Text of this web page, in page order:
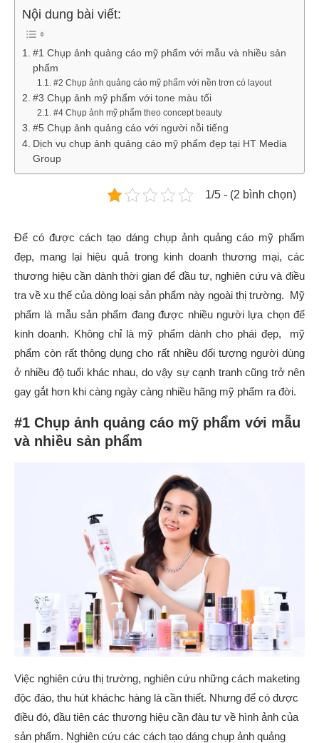
Nội dung bài viết:
#1 Chụp ảnh quảng cáo mỹ phẩm với mẫu và nhiều sản
phẩm
#2 Chụp ảnh quảng cáo mỹ phẩm với nền trơn có layout
#3 Chụp ảnh mỹ phẩm với tone màu tối
#4 Chụp ảnh mỹ phẩm theo concept beauty
#5 Chụp ảnh quảng cáo với người nỗi tiếng
Dịch vụ chụp ảnh quảng cáo mỹ phẩm đẹp tại HT Media
Group
1/5 - (2 bình chọn)
Để có được cách tạo dáng chụp ảnh quảng cáo mỹ phẩm
đẹp, mang lại hiệu quả trong kinh doanh thương mại, các
thương hiệu cần dành thời gian để đầu tư, nghiên cứu và điều
tra về xu thế của dòng loại sản phẩm này ngoài thị trường. Mỹ
phẩm là mẫu sản phẩm đang được nhiều người lựa chọn để
kinh doanh. Không chỉ là mỹ phẩm dành cho phái đẹp, mỹ
phẩm còn rất thông dụng cho rất nhiều đối tượng người dùng
ở nhiều độ tuổi khác nhau, do vậy sự cạnh tranh cũng trở nên
gay gắt hơn khi càng ngày càng nhiều hãng mỹ phẩm ra đời.
#1 Chụp ảnh quảng cáo mỹ phẩm với mẫu
và nhiều sản phẩm
Việc nghiên cứu thị trường, nghiên cứu những cách maketing
độc đáo, thu hút kháchc hàng là cần thiết. Nhưng để có được
điều đó, đầu tiên các thương hiệu cần đàu tư về hình ảnh của
sản phẩm. Nghiên cứu các cách tạo dáng chụp ảnh quảng